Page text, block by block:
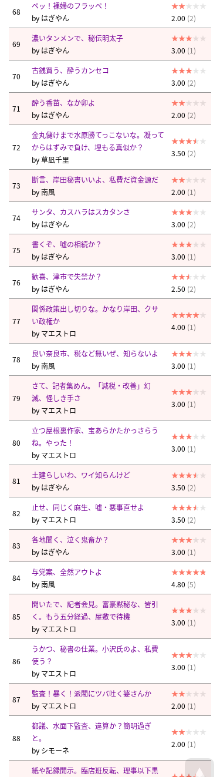
68
ペッ！裸婦のフラッペ！
by はぎやん 2.00 (2)
69
濃いタンメンで、秘伝明太子
by はぎやん 3.00 (1)
70
古銭買う、酔うカンセコ
by はぎやん 3.00 (2)
71
酔う香苗、なか卯よ
by はぎやん 2.00 (2)
72
金丸儲けまで水原勝てっこないな。凝って
からはずみで負け、埋もる真似か？
by草凪千里
3.50 (2)
73
断言、岸田秘書いいよ、私費だ資金源だ
by南風 2.00 (1)
74
サンタ、カスハラはスカタンさ
by はぎやん 3.00 (2)
75
書くぞ、嘘の相続か？
by はぎやん 3.00 (1)
76
歓喜、津市で失禁か？
by はぎやん 2.50 (2)
77
関係政策出し切りな。かなり岸田、クサ
い政権か
by マエストロ
4.00 (1)
78
良い奈良市、税など無いぜ、知らないよ
by南風 3.00 (1)
79
さて、記者集めん。「減税・改善」幻
滅、怪しき手さ
by マエストロ
3.00 (1)
80
立つ屋根裏作家、宝あらかたかっさらう
ね。やった！
by マエストロ
3.00 (1)
81
土建らしいわ、ワイ知らんけど
by はぎやん 3.50 (2)
82
止せ、同じく麻生、嘘・悪事直せよ
by マエストロ 3.50 (2)
83
各地聞く、泣く鬼畜か？
by はぎやん 3.00 (1)
84
与党案、全然アウトよ
by南風 4.80 (5)
85
聞いたで、記者会見。富豪黙秘な、皆引
く。もう五分経過、屋敷で待機
by マエストロ
3.00 (1)
86
うかつ、秘書の仕業。小沢氏のよ、私費
使う？
by マエストロ
3.00 (1)
87
監査！暴く！派閥にツバ吐く婆さんか
by マエストロ 2.00 (1)
88
都議、水面下監査、違算か？簡明過ぎ
と。
by シモーネ
2.00 (1)
紙や記録開示。臨店班反転、理事以下黒